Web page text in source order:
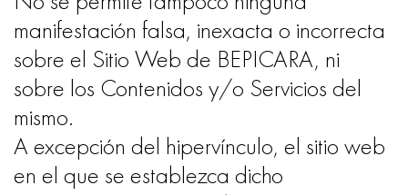
manifestación falsa, inexacta o incorrecta
sobre el Sitio Web de BEPICARA, ni
sobre los Contenidos y/o Servicios del
mismo.
A excepción del hipervínculo, el sitio web
en el que se establezca dicho